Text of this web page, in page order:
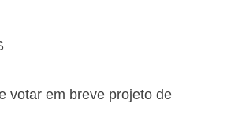
votar em breve projeto de